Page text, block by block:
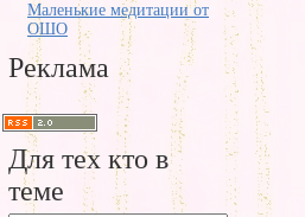
Маленькие медитации от
ОШО
Реклама
Для тех кто в
теме